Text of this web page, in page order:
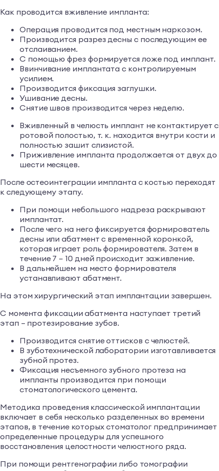
Как проводится вживление импланта:
Операция проводится под местным наркозом.
Производится разрез десны с последующим ее
отслаиванием.
С помощью фрез формируется ложе под имплант.
Ввинчивание имплантата с контролируемым
усилием.
Производится фиксация заглушки.
Ушивание десны.
Снятие швов производится через неделю.
Вживленный в челюсть имплант не контактирует с
ротовой полостью, т. к. находится внутри кости и
полностью зашит слизистой.
Приживление импланта продолжается от двух до
шести месяцев.
После остеоинтеграции импланта с костью переходят
к следующему этапу.
При помощи небольшого надреза раскрывают
имплантат.
После чего на него фиксируется формирователь
десны или абатмент с временной коронкой,
которая играет роль формирователя. Затем в
течение 7 – 10 дней происходит заживление.
В дальнейшем на место формирователя
устанавливают абатмент.
На этом хирургический этап имплантации завершен.
С момента фиксации абатмента наступает третий
этап – протезирование зубов.
Производится снятие оттисков с челюстей.
В зуботехнической лаборатории изготавливается
зубной протез.
Фиксация несъемного зубного протеза на
импланты производится при помощи
стоматологического цемента.
Методика проведения классической имплантации
включает в себя несколько разделенных во времени
этапов, в течение которых стоматолог предпринимает
определенные процедуры для успешного
восстановления целостности челюстного ряда.
При помощи рентгенографии либо томографии